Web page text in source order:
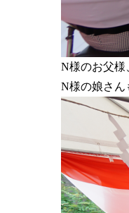
N様のお父様
N様の娘さ